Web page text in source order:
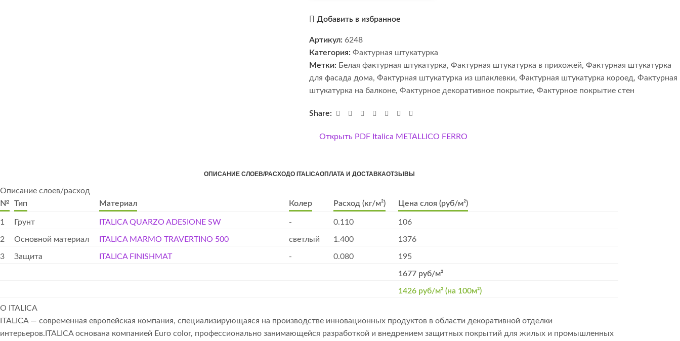
Добавить в избранное
Артикул: 6248
Категория: Фактурная штукатурка
Метки: Белая фактурная штукатурка, Фактурная штукатурка в прихожей, Фактурная штукатурка
для фасада дома, Фактурная штукатурка из шпаклевки, Фактурная штукатурка короед, Фактурная
штукатурка на балконе, Фактурное декоративное покрытие, Фактурное покрытие стен
Share:
Открыть PDF Italica METALLICO FERRO
ОПИСАНИЕ СЛОЕВ/РАСХОДО ITALICAОПЛАТА И ДОСТАВКАОТЗЫВЫ
Описание слоев/расход
№
Тип Материал Колер Расход (кг/м²) Цена слоя (руб/м²)
1 Грунт ITALICA QUARZO ADESIONE SW - 0.110 106
2 Основной материал ITALICA MARMO TRAVERTINO 500 светлый 1.400 1376
3 Защита ITALICA FINISHMAT - 0.080 195
1677 руб/м²
1426 руб/м² (на 100м²)
О ITALICA
ITALICA — современная европейская компания, специализирующаяся на производстве инновационных продуктов в области декоративной отделки
интерьеров.ITALICA основана компанией Euro color, профессионально занимающейся разработкой и внедрением защитных покрытий для жилых и промышленных